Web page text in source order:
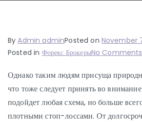
ByAdmin adminPosted on November
Posted in Форекс БрокерыNo Comments
Однако таким людям присуща
что тоже следует принять во
подойдет любая схема, но больше
плотными стоп-лоссами. От